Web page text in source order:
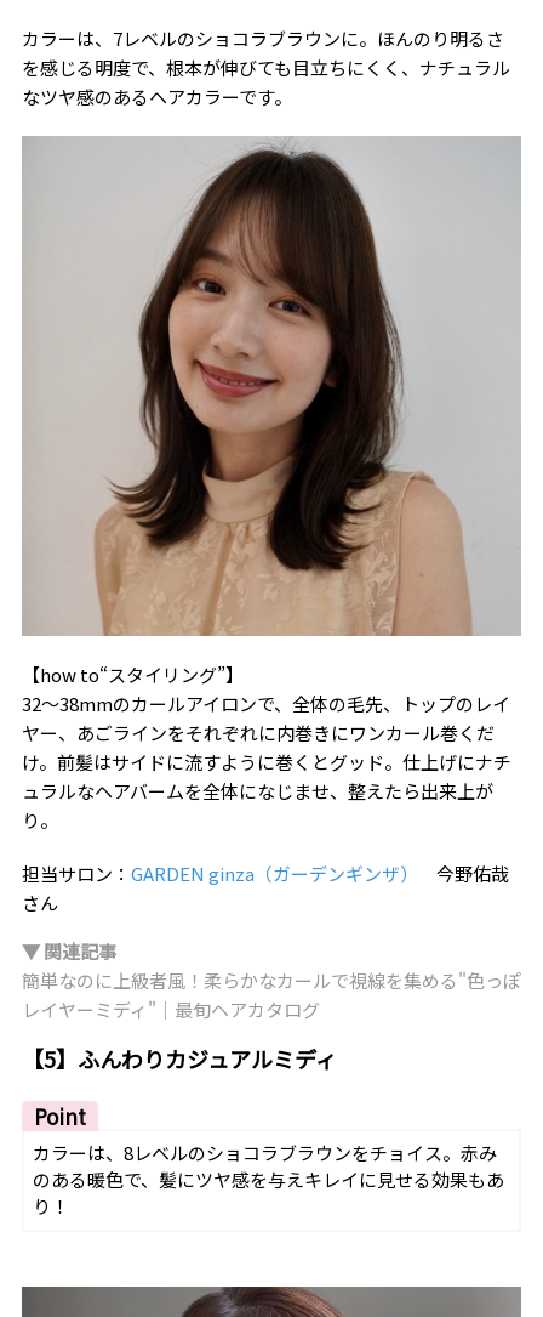
カラーは、7レベルのショコラブラウンに。ほんのり明るさ
を感じる明度で、根本が伸びても目立ちにくく、ナチュラル
なツヤ感のあるヘアカラーです。
【how to“スタイリング”】
32〜38mmのカールアイロンで、全体の毛先、トップのレイ
ヤー、あごラインをそれぞれに内巻きにワンカール巻くだ
け。前髪はサイドに流すように巻くとグッド。仕上げにナチ
ュラルなヘアバームを全体になじませ、整えたら出来上が
り。
担当サロン： GARDEN ginza（ガーデンギンザ）
今野佑哉
さん
▼ 関連記事
簡単なのに上級者風！柔らかなカールで視線を集める"色っぽ
レイヤーミディ"｜最旬ヘアカタログ
【5】ふんわりカジュアルミディ
Point
カラーは、8レベルのショコラブラウンをチョイス。赤み
のある暖色で、髪にツヤ感を与えキレイに見せる効果もあ
り！